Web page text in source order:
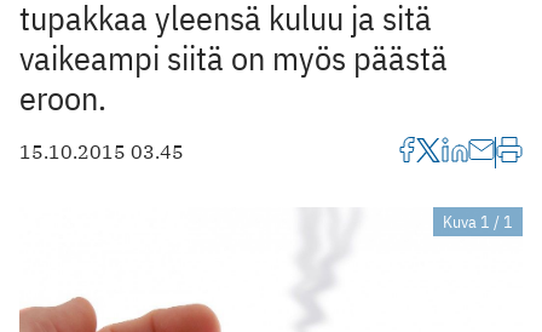
tupakkaa yleensä kuluu ja sitä
vaikeampi siitä on myös päästä
eroon.
15.10.2015 03.45
Kuva 1 / 1